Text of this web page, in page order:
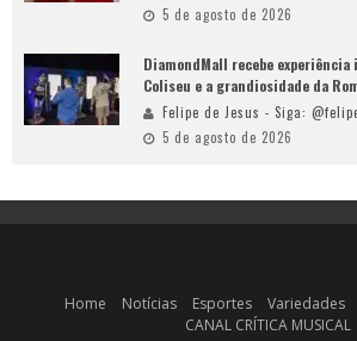
5 de agosto de 2026
DiamondMall recebe
Coliseu e a grandiosidade da
Felipe de Jesus - Siga:
5 de agosto de 2026
Home Notícias Esportes Variedades
CANAL CRÍTICA MUSICAL